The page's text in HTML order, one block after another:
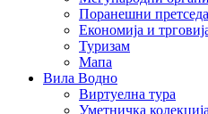
Поранешни
Економија и
Туризам
Мапа
Вила Водно
Виртуелна тура
Уметничка